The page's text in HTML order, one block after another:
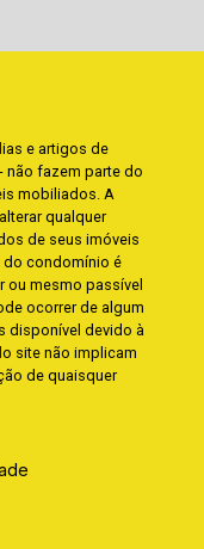
e artigos de
não fazem parte do
mobiliados. A
qualquer
de seus imóveis
do condomínio é
ou mesmo passível
ocorrer de algum
disponível devido à
site não implicam
de quaisquer